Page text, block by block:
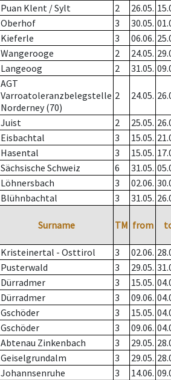
Puan Klent / Sylt 2 26.05.
Oberhof 3 30.05.
Kieferle 3 06.06.
Wangerooge 2 24.05.
Langeoog 2 31.05.
AGT
Varroatoleranzbelegstelle
Norderney (70)
2 24.05.
Juist 2 25.05.
Eisbachtal 3 15.05.
Hasental 3 15.05.
Sächsische Schweiz 6 31.05.
Löhnersbach 3 02.06.
Blühnbachtal 3 31.05.
Surname TM from
Kristeinertal - Osttirol 3 02.06.
Pusterwald 3 29.05.
Dürradmer 3 15.05.
Dürradmer 3 09.06.
Gschöder 3 15.05.
Gschöder 3 09.06.
Abtenau Zinkenbach 3 29.05.
Geiselgrundalm 3 29.05.
Johannsenruhe 3 14.06.